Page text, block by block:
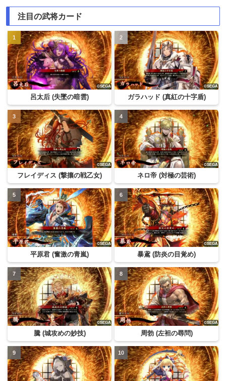
注目の武将カード
呂太后 (失墜の暗雲) ガラハッド (真紅の十字盾)
フレイディス (撃攘の戦乙女) ネロ帝 (対極の芸術)
平原君 (奮激の青嵐) 暴鳶 (防炎の目覚め)
騰 (城攻めの妙技) 周勃 (左袒の尋問)